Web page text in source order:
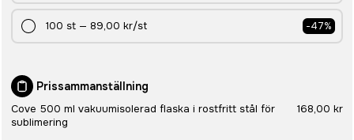
100 st — 89,00 kr/st -47%
Prissammanställning
Cove 500 ml vakuumisolerad flaska i rostfritt stål för
sublimering
168,00 kr